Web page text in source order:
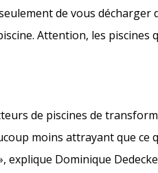
de vous décharger
Attention, les piscines
de piscines de
moins attrayant que ce
Dominique